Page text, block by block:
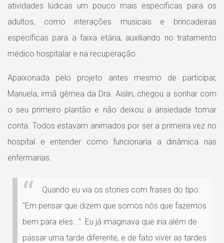
atividades lúdicas um pouco mais específicas para os
adultos, como interações musicais e brincadeiras
específicas para a faixa etária, auxiliando no tratamento
médico hospitalar e na recuperação.
Apaixonada pelo projeto antes mesmo de participar,
Manuela, irmã gêmea da Dra. Aislin, chegou a sonhar com
o seu primeiro plantão e não deixou a ansiedade tomar
conta. Todos estavam animados por ser a primeira vez no
hospital e entender como funcionaria a dinâmica nas
enfermarias.
Quando eu via os stories com frases do tipo:
"Em pensar que dizem que somos nós que fazemos
bem para eles...". Eu já imaginava que iria além de
passar uma tarde diferente, e de fato viver as tardes